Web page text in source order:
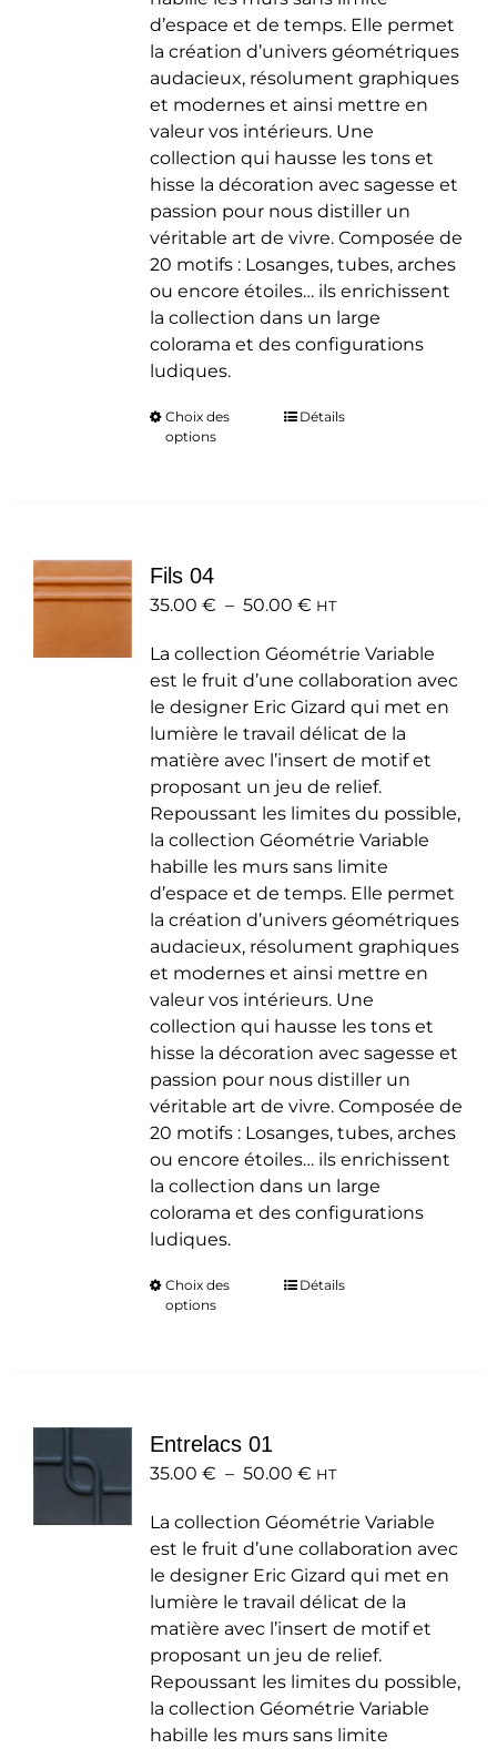
d’espace et de temps. Elle permet
la création d’univers géométriques
audacieux, résolument graphiques
et modernes et ainsi mettre en
valeur vos intérieurs. Une
collection qui hausse les tons et
hisse la décoration avec sagesse et
passion pour nous distiller un
véritable art de vivre. Composée de
20 motifs : Losanges, tubes, arches
ou encore étoiles… ils enrichissent
la collection dans un large
colorama et des configurations
ludiques.
Choix des
options
Ce
peuvent
choisies
sur
la
page
du
produit
Détails
Fils 04
35.00 € – 50.00 €Plage
prix :
35.00 €
à
50.00 €
HT
La collection Géométrie Variable
est le fruit d’une collaboration avec
le designer Eric Gizard qui met en
lumière le travail délicat de la
matière avec l’insert de motif et
proposant un jeu de relief.
Repoussant les limites du possible,
la collection Géométrie Variable
habille les murs sans limite
d’espace et de temps. Elle permet
la création d’univers géométriques
audacieux, résolument graphiques
et modernes et ainsi mettre en
valeur vos intérieurs. Une
collection qui hausse les tons et
hisse la décoration avec sagesse et
passion pour nous distiller un
véritable art de vivre. Composée de
20 motifs : Losanges, tubes, arches
ou encore étoiles… ils enrichissent
la collection dans un large
colorama et des configurations
ludiques.
Choix des
options
Ce
peuvent
choisies
sur
la
page
du
produit
Détails
Entrelacs 01
35.00 € – 50.00 €Plage
prix :
35.00 €
à
50.00 €
HT
La collection Géométrie Variable
est le fruit d’une collaboration avec
le designer Eric Gizard qui met en
lumière le travail délicat de la
matière avec l’insert de motif et
proposant un jeu de relief.
Repoussant les limites du possible,
la collection Géométrie Variable
habille les murs sans limite